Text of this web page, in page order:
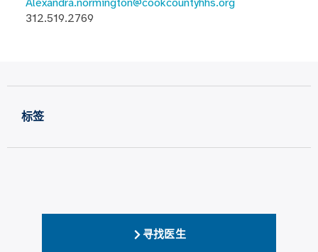
312.519.2769
标签
寻找医生